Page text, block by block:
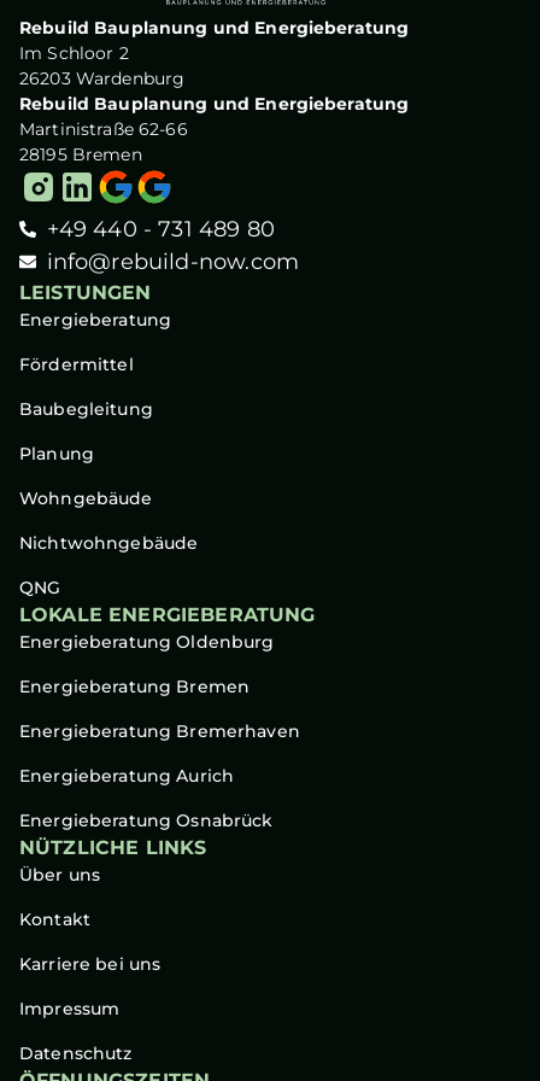
Rebuild Bauplanung und Energieberatung
Im Schloor 2
26203 Wardenburg
Rebuild Bauplanung und Energieberatung
Martinistraße 62-66
28195 Bremen
+49 440 - 731 489 80
info@rebuild-now.com
LEISTUNGEN
Energieberatung
Fördermittel
Baubegleitung
Planung
Wohngebäude
Nichtwohngebäude
QNG
LOKALE ENERGIEBERATUNG
Energieberatung Oldenburg
Energieberatung Bremen
Energieberatung Bremerhaven
Energieberatung Aurich
Energieberatung Osnabrück
NÜTZLICHE LINKS
Über uns
Kontakt
Karriere bei uns
Impressum
Datenschutz